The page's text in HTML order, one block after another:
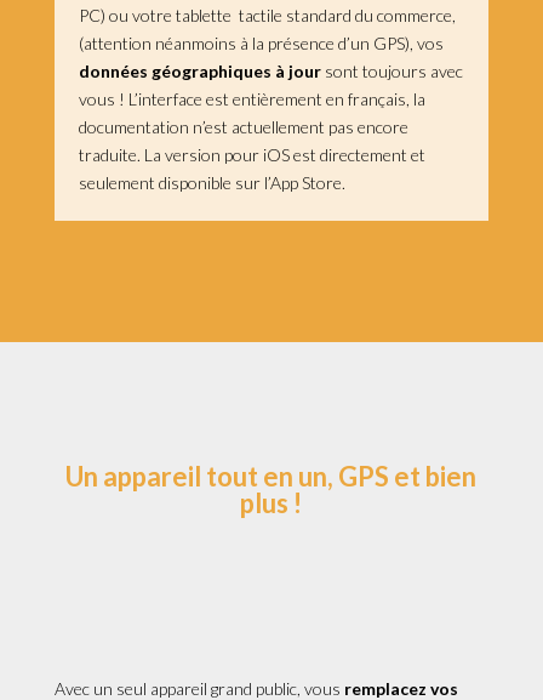
PC) ou votre tablette tactile standard du commerce,
(attention néanmoins à la présence d’un GPS), vos
données géographiques à joursont toujours avec
vous ! L’interface est entièrement en français, la
documentation n’est actuellement pas encore
traduite. La version pour iOS est directement et
seulement disponible sur l’App Store.
Un appareil tout en un, GPS et bien
plus !
Avec un seul appareil grand public, vous remplacez vos